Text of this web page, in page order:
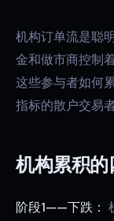
机构订单流是聪
金和做市商控制
这些参与者如何
指标的散户交易
机构累积的
阶段1——下跌：